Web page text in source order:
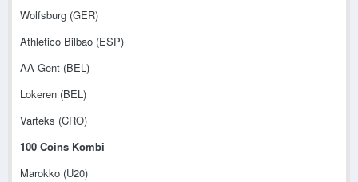
Wolfsburg (GER)
Athletico Bilbao (ESP)
AA Gent (BEL)
Lokeren (BEL)
Varteks (CRO)
100 Coins Kombi
Marokko (U20)